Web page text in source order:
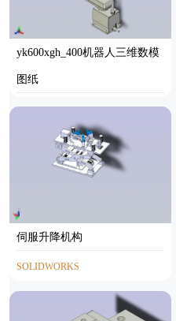
yk600xgh_400机器人三维数模
图纸
INVENTOR,STP
伺服升降机构
SOLIDWORKS